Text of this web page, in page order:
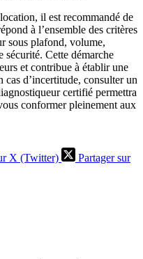
il est recommandé de
à l’ensemble des critères
sous plafond, volume,
sécurité. Cette démarche
et contribue à établir une
d’incertitude, consulter un
certifié permettra
conformer pleinement aux
X (Twitter)
Partager sur